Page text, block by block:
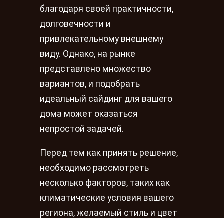
благодаря своей практичности,
долговечности и
привлекательному внешнему
виду. Однако, на рынке
представлено множество
вариантов, и подобрать
идеальный сайдинг для вашего
дома может оказаться
непростой задачей.
Перед тем как принять решение,
необходимо рассмотреть
несколько факторов, таких как
климатические условия вашего
региона, желаемый стиль и цвет